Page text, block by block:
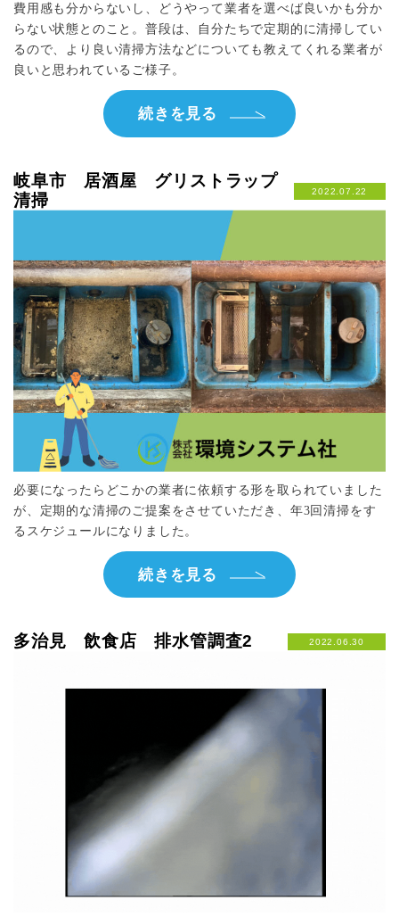
費用感も分からないし、どうやって業者を選べば良いかも分か
らない状態とのこと。普段は、自分たちで定期的に清掃してい
るので、より良い清掃方法などについても教えてくれる業者が
良いと思われているご様子。
続きを見る
岐阜市 居酒屋 グリストラップ
清掃
2022.07.22
必要になったらどこかの業者に依頼する形を取られていました
が、定期的な清掃のご提案をさせていただき、年3回清掃をす
るスケジュールになりました。
続きを見る
多治見 飲食店 排水管調査2 2022.06.30